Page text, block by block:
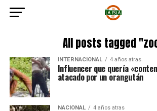
All posts tagged
INTERNACIONAL 4 años atras
Influencer que quería
atacado por un orangután
NACIONAL 4 años atras